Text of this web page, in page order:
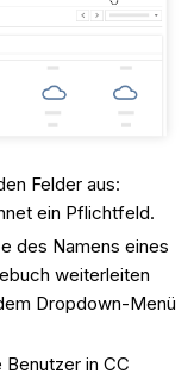
Felder aus:
ein Pflichtfeld.
des Namens eines
weiterleiten
Dropdown-Menü
in CC